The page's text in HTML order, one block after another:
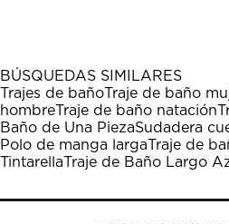
1
estrella
Esta
acción
abrirá
el
formulario
envío.
estrellas.
Esta
acción
abrirá
el
formulario
envío.
estrellas.
Esta
acción
abrirá
el
formulario
envío.
estrellas.
Esta
acción
abrirá
el
formulario
envío.
estrellas.
Esta
acción
abrirá
el
formulario
envío.
BÚSQUEDAS SIMILARES
Trajes de bañoTraje de baño
hombreTraje de baño natación
Baño de Una PiezaSudadera
Polo de manga largaTraje de
TintarellaTraje de Baño Largo